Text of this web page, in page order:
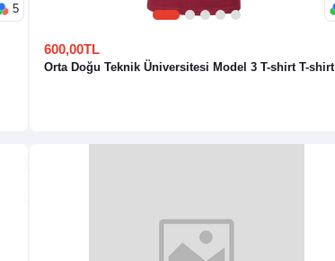
5
1 2 3 4 5
600,00TL
Orta Doğu Teknik Üniversitesi Model 3 T-shirt T-shirt